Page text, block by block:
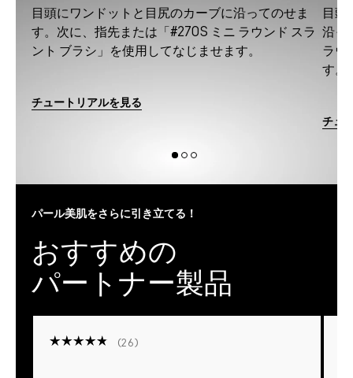
目頭にワンドットと目尻のカーブに沿ってのせま
す。次に、指先または「#270S ミニ ラウンド スラ
ント ブラシ」を使用してなじませます。
チュートリアルを見る
目頭
沿っ
ラウ
す。
チュ
パール美肌をさらに引き立てる！
おすすめの
パートナー製品
26